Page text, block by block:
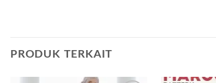
PRODUK TERKAIT